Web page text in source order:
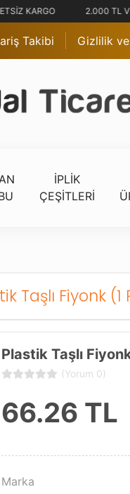
KARGO 2.000 TL
Takibi Gizlilik
İPLİK
ÇEŞİTLERİ
Taşlı Fiyonk
Plastik Taşlı
(Yorum 0)
66.26 TL
Marka